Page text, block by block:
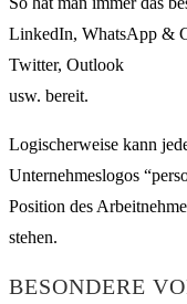
LinkedIn, WhatsApp &
Twitter, Outlook
usw. bereit.
Logischerweise kann
Unternehmeslogos
Position des
stehen.
BESONDERE